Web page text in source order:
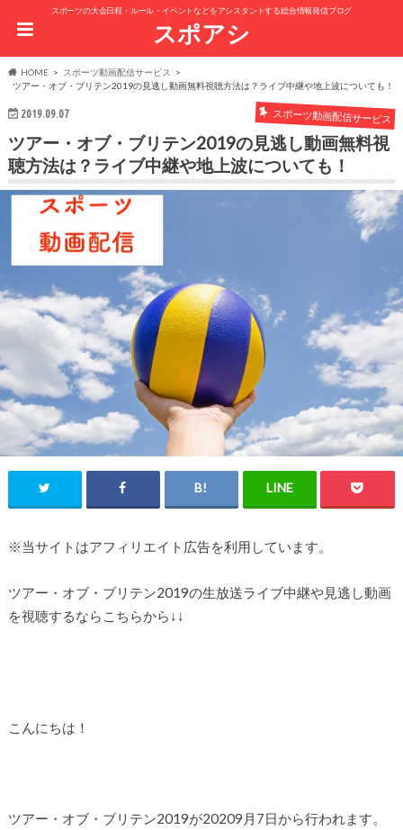
スポーツの大会日程・ルール・イベントなどをアシスタントする総合情報発信ブログ
スポアシ
HOME
スポーツ動画配信サービス
ツアー・オブ・ブリテン2019の見逃し動画無料視聴方法は？ライブ中継や地上波についても！
2019.09.07 スポーツ動画配信サービス
ツアー・オブ・ブリテン2019の見逃し動画無料視
聴方法は？ライブ中継や地上波についても！
※当サイトはアフィリエイト広告を利用しています。
ツアー・オブ・ブリテン2019の生放送ライブ中継や見逃し動画
を視聴するならこちらから↓↓
こんにちは！
ツアー・オブ・ブリテン2019が20209月7日から行われます。